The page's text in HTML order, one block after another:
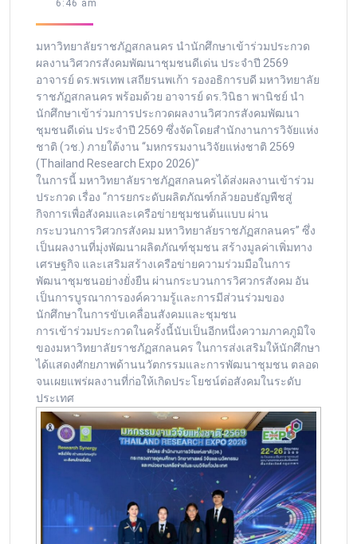
6:46 am
มหาวิทยาลัยราชภัฏสกลนคร นำนักศึกษาเข้าร่วมประกวด
ผลงานวิศวกรสังคมพัฒนาชุมชนดีเด่น ประจำปี 2569
อาจารย์ ดร.พรเทพ เสถียรนพเก้า รองอธิการบดี มหาวิทยาลัย
ราชภัฏสกลนคร พร้อมด้วย อาจารย์ ดร.วินิธา พานิชย์ นำ
นักศึกษาเข้าร่วมการประกวดผลงานวิศวกรสังคมพัฒนา
ชุมชนดีเด่น ประจำปี 2569 ซึ่งจัดโดยสำนักงานการวิจัยแห่ง
ชาติ (วช.) ภายใต้งาน “มหกรรมงานวิจัยแห่งชาติ 2569
(Thailand Research Expo 2026)”
ในการนี้ มหาวิทยาลัยราชภัฏสกลนครได้ส่งผลงานเข้าร่วม
ประกวด เรื่อง “การยกระดับผลิตภัณฑ์กล้วยอบธัญพืชสู่
กิจการเพื่อสังคมและเครือข่ายชุมชนต้นแบบ ผ่าน
กระบวนการวิศวกรสังคม มหาวิทยาลัยราชภัฏสกลนคร” ซึ่ง
เป็นผลงานที่มุ่งพัฒนาผลิตภัณฑ์ชุมชน สร้างมูลค่าเพิ่มทาง
เศรษฐกิจ และเสริมสร้างเครือข่ายความร่วมมือในการ
พัฒนาชุมชนอย่างยั่งยืน ผ่านกระบวนการวิศวกรสังคม อัน
เป็นการบูรณาการองค์ความรู้และการมีส่วนร่วมของ
นักศึกษาในการขับเคลื่อนสังคมและชุมชน
การเข้าร่วมประกวดในครั้งนี้นับเป็นอีกหนึ่งความภาคภูมิใจ
ของมหาวิทยาลัยราชภัฏสกลนคร ในการส่งเสริมให้นักศึกษา
ได้แสดงศักยภาพด้านนวัตกรรมและการพัฒนาชุมชน ตลอด
จนเผยแพร่ผลงานที่ก่อให้เกิดประโยชน์ต่อสังคมในระดับ
ประเทศ